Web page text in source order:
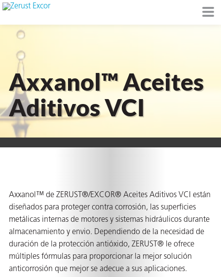
Axxanol™ Aceites
Aditivos VCI
Axxanol™ de ZERUST®/EXCOR® Aceites Aditivos VCI están
diseñados para proteger contra corrosión, las superficies
metálicas internas de motores y sistemas hidráulicos durante
almacenamiento y envio. Dependiendo de la necesidad de
duración de la protección antióxido, ZERUST® le ofrece
múltiples fórmulas para proporcionar la mejor solución
anticorrosión que mejor se adecue a sus aplicaciones.
e